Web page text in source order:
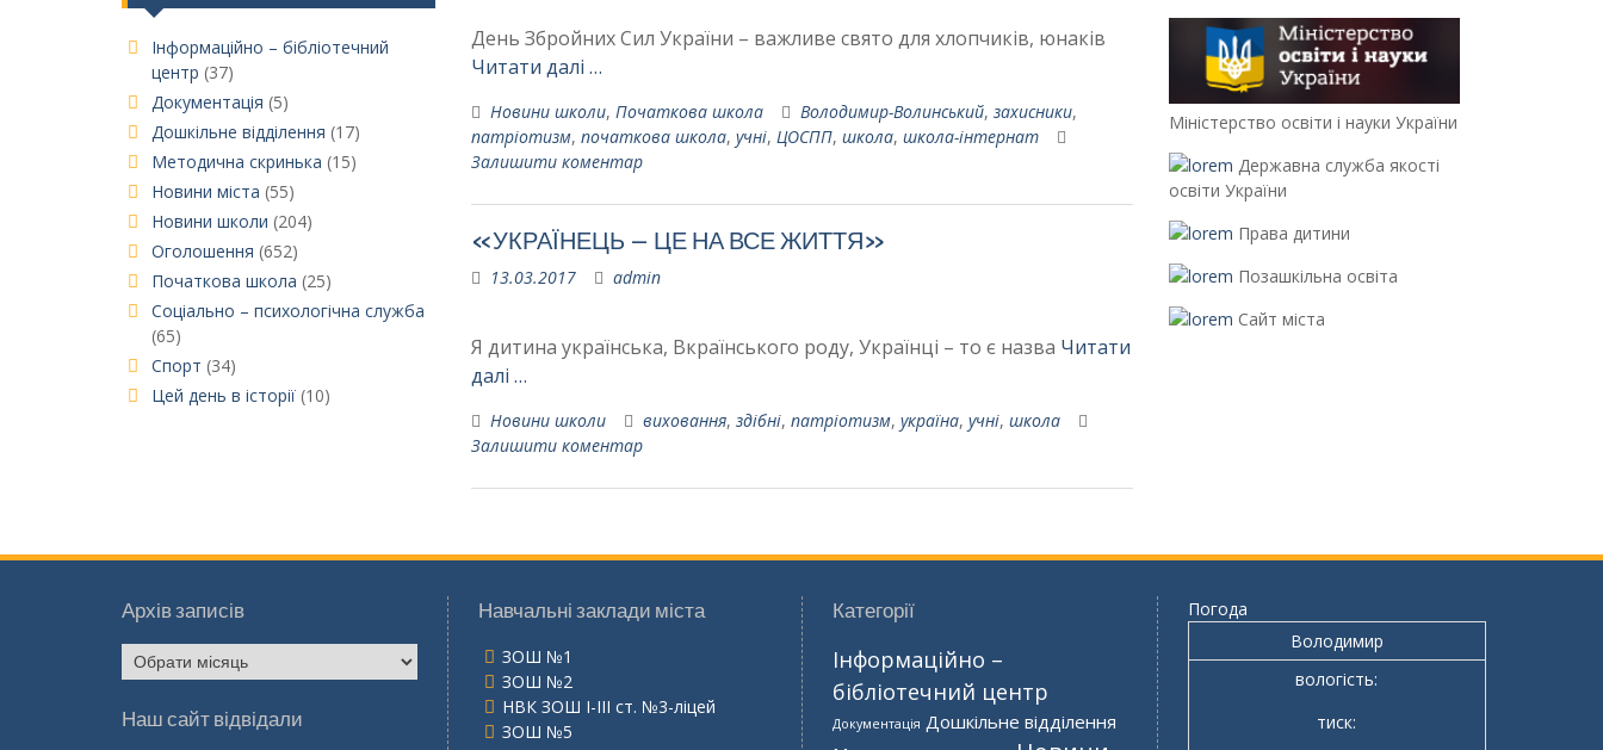
День Збройних Сил України – важливе свято для хлопчиків, юнаків
Читати далі …
Новини школи, Початкова школа Володимир-Волинський, захисники,
патріотизм, початкова школа, учні, ЦОСПП, школа, школа-інтернат
Залишити коментар
«УКРАЇНЕЦЬ – ЦЕ НА ВСЕ ЖИТТЯ»
13.03.2017 admin
Я дитина українська, Вкраїнського роду, Українці – то є назва Читати
далі …
Новини школи виховання, здібні, патріотизм, україна, учні, школа
Залишити коментар
Міністерство освіти і науки України
Державна служба якості
освіти України
Права дитини
Позашкільна освіта
Сайт міста
Інформаційно – бібліотечний
центр (37)
Документація (5)
Дошкільне відділення (17)
Методична скринька (15)
Новини міста (55)
Новини школи (204)
Оголошення (652)
Початкова школа (25)
Соціально – психологічна служба
(65)
Спорт (34)
Цей день в історії (10)
Архів записів
Архів
записів
Наш сайт відвідали
Навчальні заклади міста
ЗОШ №1
ЗОШ №2
НВК ЗОШ І-ІІІ ст. №3-ліцей
ЗОШ №5
Категорії
Інформаційно –
бібліотечний центр
Документація Дошкільне відділення
Погода
Володимир
вологість:
тиск: